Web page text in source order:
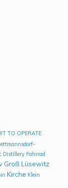
TO OPERATE
Distillery Fahrrad
Groß Lüsewitz
Kirche Klein